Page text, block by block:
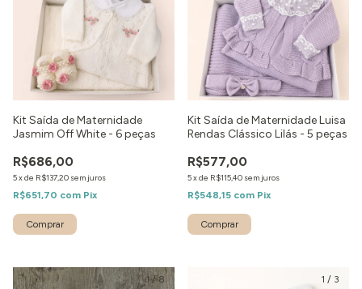
Kit Saída de Maternidade
Jasmim Off White - 6 peças
R$686,00
5xde R$137,20 sem juros
R$651,70 com Pix
Comprar
Kit Saída de Maternidade Luisa
Rendas Clássico Lilás - 5 peças
R$577,00
5xde R$115,40 sem juros
R$548,15 com Pix
Comprar
1/8 1 / 3